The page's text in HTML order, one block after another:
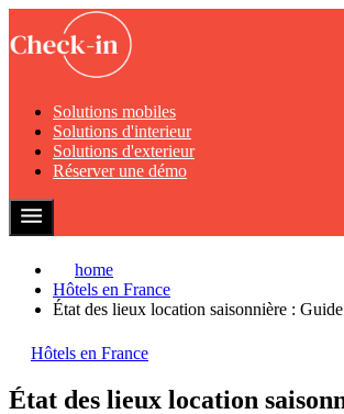
Solutions mobiles
Solutions d'interieur
Solutions d'exterieur
Réserver une démo
home
Hôtels en France
État des lieux location saisonnière :
Hôtels en France
État des lieux location